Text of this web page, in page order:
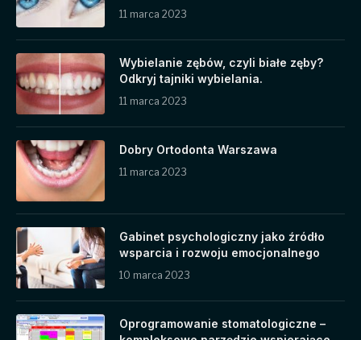
11 marca 2023
Wybielanie zębów, czyli białe zęby?
Odkryj tajniki wybielania.
11 marca 2023
Dobry Ortodonta Warszawa
11 marca 2023
Gabinet psychologiczny jako źródło
wsparcia i rozwoju emocjonalnego
10 marca 2023
Oprogramowanie stomatologiczne –